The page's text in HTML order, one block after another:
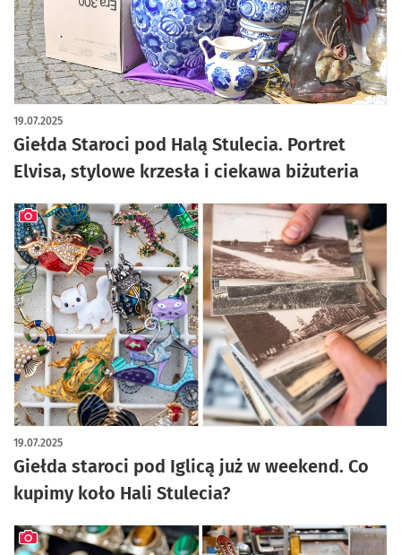
Giełda Staroci pod Halą Stulecia. Portret
Elvisa, stylowe krzesła i ciekawa biżuteria
19.07.2025
artykuł z galerią zdjęć
Giełda staroci pod Iglicą już w weekend. Co
kupimy koło Hali Stulecia?
19.07.2025
artykuł z galerią zdjęć